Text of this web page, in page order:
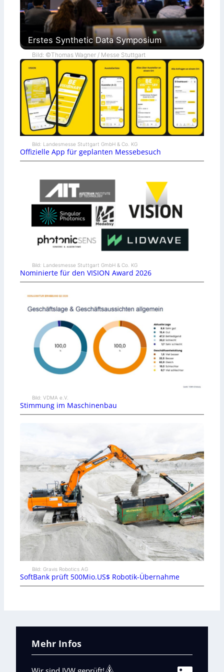
Erstes Synthetic Data Symposium
Bild: ©Thomas Wagner / Messe Stuttgart
Bild: Landesmesse Stuttgart GmbH & Co. KG
Offizielle App für geplanten Messebesuch
Bild: Landesmesse Stuttgart GmbH & Co. KG
Nominierte für den VISION Award 2026
Bild: VDMA e.V.
Stimmung im Maschinenbau
Bild: Gravis Robotics AG
SoftBank prüft 500Mio.US$ Robotik-Übernahme
Mehr Infos